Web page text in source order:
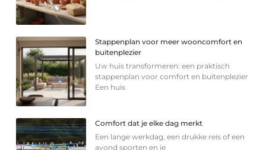
Stappenplan voor meer wooncomfort en
buitenplezier
Uw huis transformeren: een praktisch
stappenplan voor comfort en buitenplezier
Een huis
Comfort dat je elke dag merkt
Een lange werkdag, een drukke reis of een
avond sporten en je